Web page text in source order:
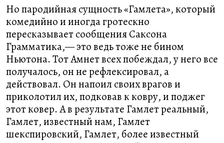
Но пародийная сущность «Гамлета», который
комедийно и иногда гротескно
пересказывает сообщения Саксона
Грамматика,— это ведь тоже не бином
Ньютона. Тот Амнет всех побеждал, у него все
получалось, он не рефлексировал, а
действовал. Он напоил своих врагов и
приколотил их, подковав к ковру, и поджег
этот ковер. А в результате Гамлет реальный,
Гамлет, известный нам, Гамлет
шекспировский, Гамлет, более известный